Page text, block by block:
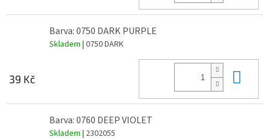
Barva: 0750 DARK PURPLE
Skladem | 0750 DARK
39 Kč
Barva: 0760 DEEP VIOLET
Skladem | 2302055